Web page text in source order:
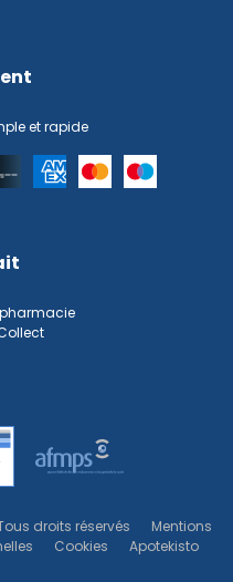
et rapide
droits réservés
Mentions
Cookies Apotekisto